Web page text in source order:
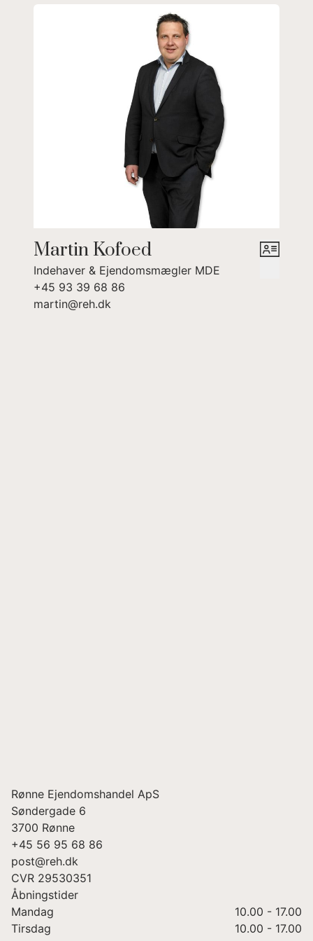
Martin Kofoed
Indehaver & Ejendomsmægler MDE
+45 93 39 68 86
martin@reh.dk
Rønne Ejendomshandel ApS
Søndergade 6
3700 Rønne
+45 56 95 68 86
post@reh.dk
CVR 29530351
Åbningstider
Mandag
10.00 - 17.00
Tirsdag
10.00 - 17.00